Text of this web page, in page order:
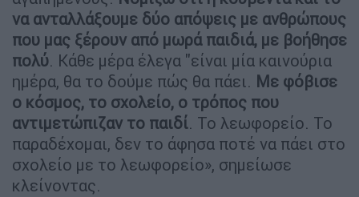
να ανταλλάξουμε δύο απόψεις με ανθρώπους
που μας ξέρουν από μωρά παιδιά, με βοήθησε
πολύ. Κάθε μέρα έλεγα "είναι μία καινούρια
ημέρα, θα το δούμε πώς θα πάει. Με φόβισε
ο κόσμος, το σχολείο, ο τρόπος που
αντιμετώπιζαν το παιδί. Το λεωφορείο. Το
παραδέχομαι, δεν το άφησα ποτέ να πάει στο
σχολείο με το λεωφορείο», σημείωσε
κλείνοντας.